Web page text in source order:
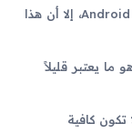
من أنه يمكن ترقيته إلى Android 6.0.1 (Marshmallow)، إلا أن هذا
فقط، وهو ما يعتبر قليلاً
قد لا تكون كافية